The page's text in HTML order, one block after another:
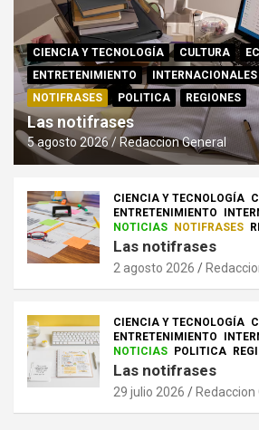
CIENCIA Y TECNOLOGÍA CULTURA
ENTRETENIMIENTO
INTERNACIONALES
NOTIFRASES
POLITICA REGIONES
Las notifrases
5 agosto 2026 Redaccion General
CIENCIA Y TECNOLOGÍA
ENTRETENIMIENTO
NOTICIAS
NOTIFRASES
Las notifrases
2 agosto 2026
CIENCIA Y TECNOLOGÍA
ENTRETENIMIENTO
NOTICIAS
POLITICA
Las notifrases
29 julio 2026 Redaccion